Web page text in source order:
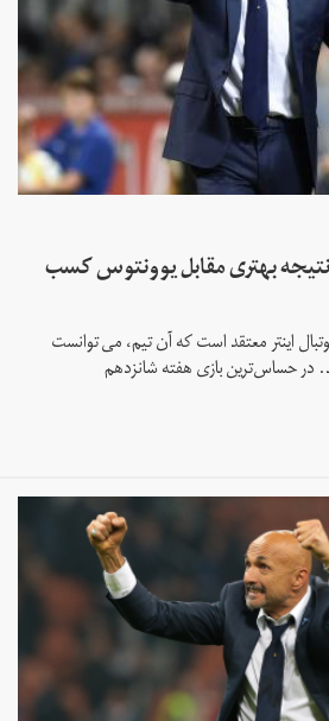
بهتری مقابل یوونتوس کسب
اینتر معتقد است که آن تیم، می توانست
در حساس‌ترین بازی هفته شانزدهم